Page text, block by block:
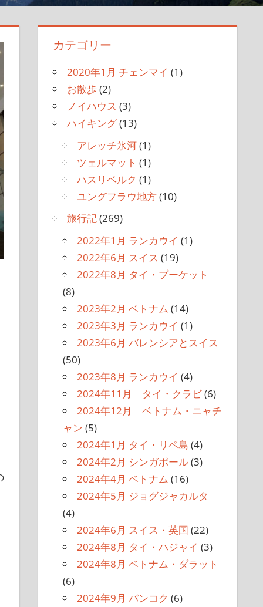
カテゴリー
2020年1月 チェンマイ (1)
お散歩(2)
ノイハウス (3)
ハイキング(13)
アレッチ氷河(1)
ツェルマット (1)
ハスリベルク (1)
ユングフラウ地方(10)
旅行記(269)
2022年1月 ランカウイ (1)
2022年6月 スイス (19)
2022年8月 タイ・プーケット
(8)
2023年2月 ベトナム (14)
2023年3月 ランカウイ (1)
2023年6月 バレンシアとスイス
(50)
2023年8月 ランカウイ (4)
2024年11月 タイ・クラビ(6)
2024年12月 ベトナム・ニャチ
ャン (5)
2024年1月 タイ・リペ島 (4)
2024年2月 シンガポール(3)
2024年4月 ベトナム (16)
2024年5月 ジョグジャカルタ
(4)
2024年6月 スイス・英国 (22)
2024年8月 タイ・ハジャイ (3)
2024年8月 ベトナム・ダラット
(6)
2024年9月 バンコク (6)